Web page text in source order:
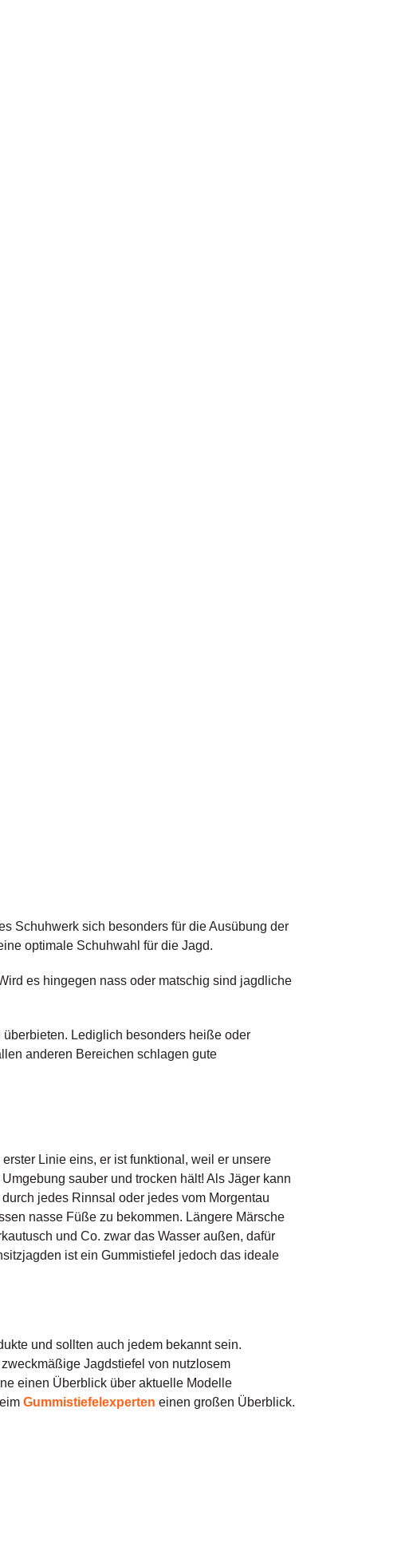
Schuhwerk sich besonders für die Ausübung der
optimale Schuhwahl für die Jagd.
es hingegen nass oder matschig sind jagdliche
Lediglich besonders heiße oder
anderen Bereichen schlagen gute
Linie eins, er ist funktional, weil er unsere
sauber und trocken hält! Als Jäger kann
jedes Rinnsal oder jedes vom Morgentau
nasse Füße zu bekommen. Längere Märsche
und Co. zwar das Wasser außen, dafür
ist ein Gummistiefel jedoch das ideale
und sollten auch jedem bekannt sein.
Jagdstiefel von nutzlosem
einen Überblick über aktuelle Modelle
Gummistiefelexperten einen großen Überblick.